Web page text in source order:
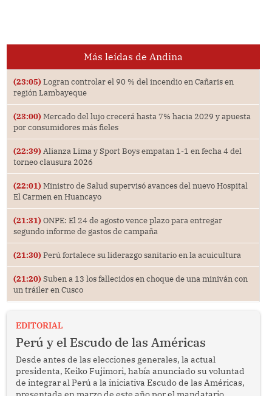
Más leídas de Andina
(23:05) Logran controlar el 90 % del incendio en Cañaris en
región Lambayeque
(23:00) Mercado del lujo crecerá hasta 7% hacia 2029 y apuesta
por consumidores más fieles
(22:39) Alianza Lima y Sport Boys empatan 1-1 en fecha 4 del
torneo clausura 2026
(22:01) Ministro de Salud supervisó avances del nuevo Hospital
El Carmen en Huancayo
(21:31) ONPE: El 24 de agosto vence plazo para entregar
segundo informe de gastos de campaña
(21:30) Perú fortalece su liderazgo sanitario en la acuicultura
(21:20) Suben a 13 los fallecidos en choque de una miniván con
un tráiler en Cusco
EDITORIAL
Perú y el Escudo de las Américas
Desde antes de las elecciones generales, la actual
presidenta, Keiko Fujimori, había anunciado su voluntad
de integrar al Perú a la iniciativa Escudo de las Américas,